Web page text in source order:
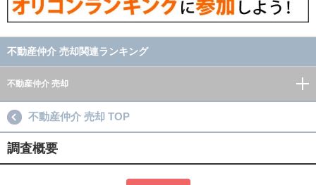
不動産仲介 売却関連ランキング
不動産仲介 売却
不動産仲介 売却 TOP
調査概要